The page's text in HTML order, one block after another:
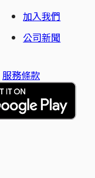
加入我們
公司新聞
服務條款